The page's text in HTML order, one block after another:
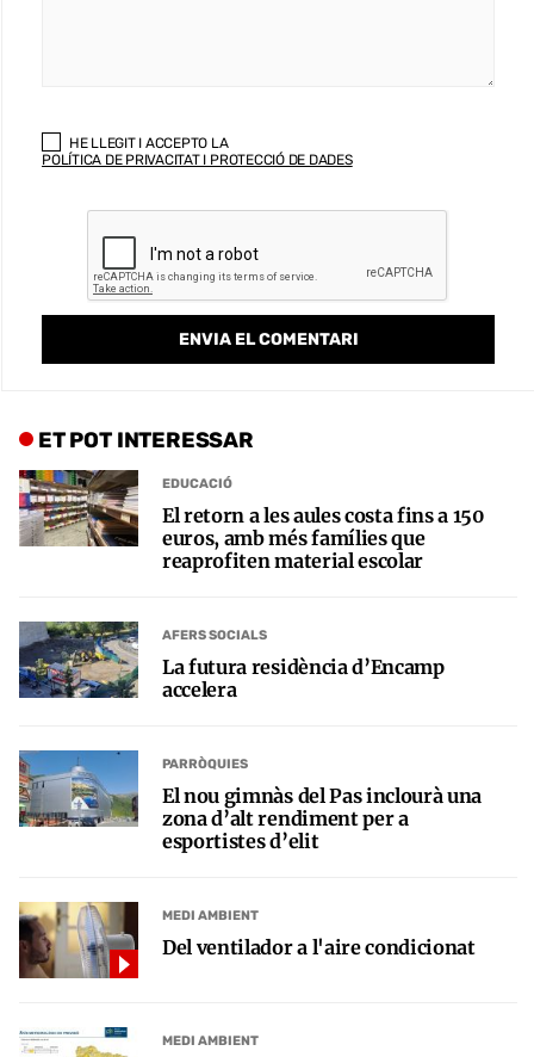
HE LLEGIT I ACCEPTO LA
POLÍTICA DE PRIVACITAT I PROTECCIÓ DE DADES
ET POT INTERESSAR
EDUCACIÓ
El retorn a les aules costa fins a 150
euros, amb més famílies que
reaprofiten material escolar
AFERS SOCIALS
La futura residència d’Encamp
accelera
PARRÒQUIES
El nou gimnàs del Pas inclourà una
zona d’alt rendiment per a
esportistes d’elit
MEDI AMBIENT
Del ventilador a l'aire condicionat
MEDI AMBIENT